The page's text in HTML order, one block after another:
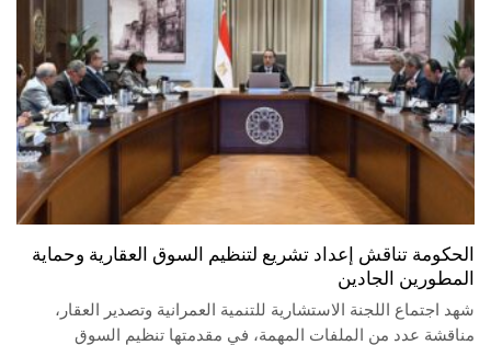
الحكومة تناقش إعداد تشريع لتنظيم السوق العقارية وحماية
المطورين الجادين
شهد اجتماع اللجنة الاستشارية للتنمية العمرانية وتصدير العقار،
مناقشة عدد من الملفات المهمة، في مقدمتها تنظيم السوق